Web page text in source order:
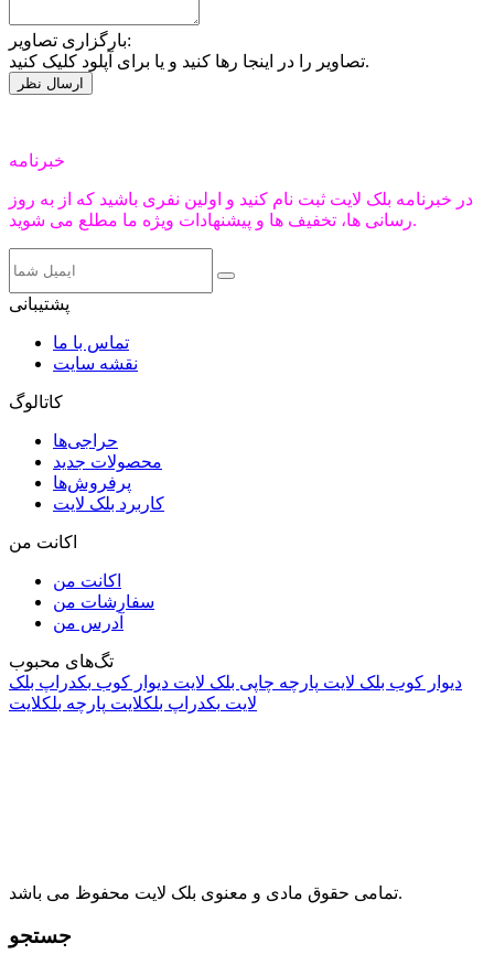
بارگزاری تصاویر:
تصاویر را در اینجا رها کنید و یا برای آپلود کلیک کنید.
خبرنامه
در خبرنامه بلک لایت ثبت نام کنید و اولین نفری باشید که از به روز
رسانی ها، تخفیف ها و پیشنهادات ویژه ما مطلع می شوید.
پشتیبانی
تماس با ما
نقشه سایت
کاتالوگ
حراجی‌ها
محصولات جدید
پرفروش‌ها
کاربرد بلک لایت
اکانت من
اکانت من
سفارشات من
آدرس من
تگ‌های محبوب
دیوار کوب بلک لایت پارچه چاپی بلک لایت دیوار کوب بکدراپ بلک
لایت بکدراپ بلکلایت پارچه بلکلایت
تمامی حقوق مادی و معنوی بلک لایت محفوظ می باشد.
جستجو